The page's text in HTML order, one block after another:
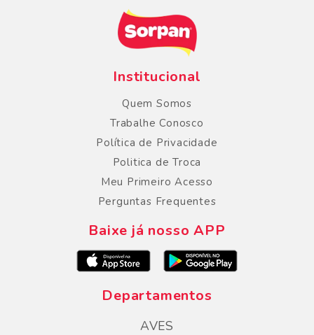
Institucional
Quem Somos
Trabalhe Conosco
Política de Privacidade
Politica de Troca
Meu Primeiro Acesso
Perguntas Frequentes
Baixe já nosso APP
Departamentos
AVES